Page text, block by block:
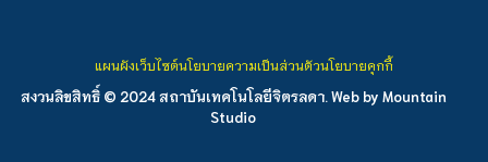
สงวนลิขสิทธิ์ © 2024 สถาบันเทคโนโลยีจิตรลดา. Web by Mountain
Studio
แผนผังเว็บไซต์นโยบายความเป็นส่วนตัวนโยบายคุกกี้